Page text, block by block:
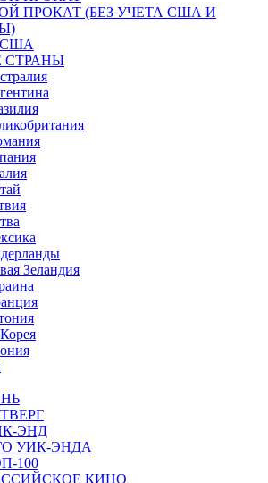
ПРОКАТ (БЕЗ УЧЕТА США И
СТРАНЫ
Зеландия
ЭНД
УИК-ЭНДА
100
КИНО